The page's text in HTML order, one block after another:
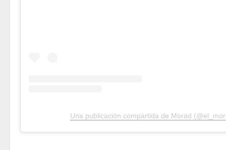
Una publicación compartida de Morad